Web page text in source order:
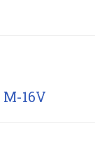
16V